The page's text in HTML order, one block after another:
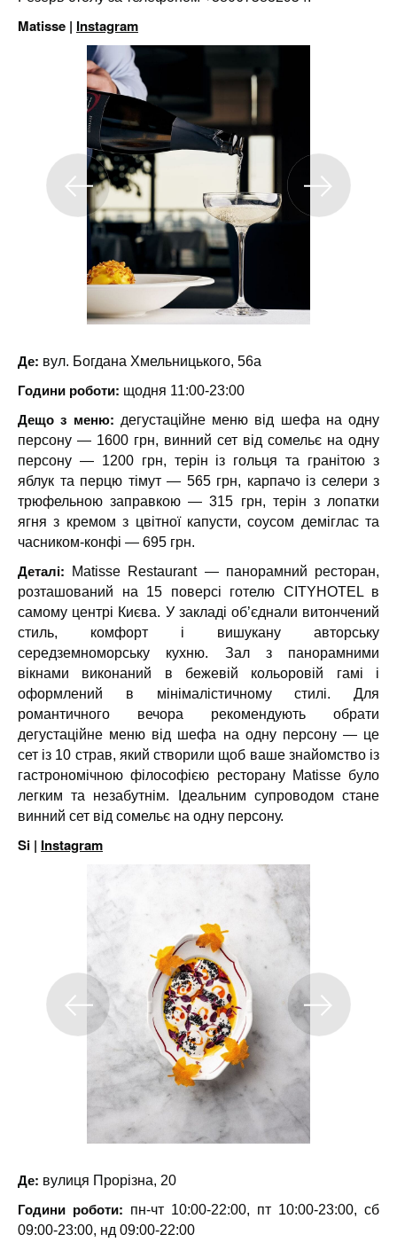
Matisse | Instagram
Де: вул. Богдана Хмельницького, 56а
Години роботи: щодня 11:00-23:00
Дещо з меню: дегустаційне меню від шефа на одну
персону — 1600 грн, винний сет від сомельє на одну
персону — 1200 грн, терін із гольця та гранітою з
яблук та перцю тімут — 565 грн, карпачо із селери з
трюфельною заправкою — 315 грн, терін з лопатки
ягня з кремом з цвітної капусти, соусом деміглас та
часником-конфі — 695 грн.
Деталі: Matisse Restaurant — панорамний ресторан,
розташований на 15 поверсі готелю CITYHOTEL в
самому центрі Києва. У закладі об’єднали витончений
стиль, комфорт і вишукану авторську
середземноморську кухню. Зал з панорамними
вікнами виконаний в бежевій кольоровій гамі і
оформлений в мінімалістичному стилі. Для
романтичного вечора рекомендують обрати
дегустаційне меню від шефа на одну персону — це
сет із 10 страв, який створили щоб ваше знайомство із
гастрономічною філософією ресторану Matisse було
легким та незабутнім. Ідеальним супроводом стане
винний сет від сомельє на одну персону.
Si | Instagram
Де: вулиця Прорізна, 20
Години роботи: пн-чт 10:00-22:00, пт 10:00-23:00, сб
09:00-23:00, нд 09:00-22:00